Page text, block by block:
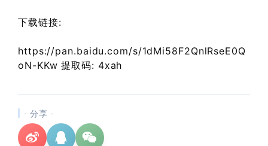
下载链接:
https://pan.baidu.com/s/1dMi58F2QnlRseE0Q
oN-KKw 提取码: 4xah
· 分享 ·